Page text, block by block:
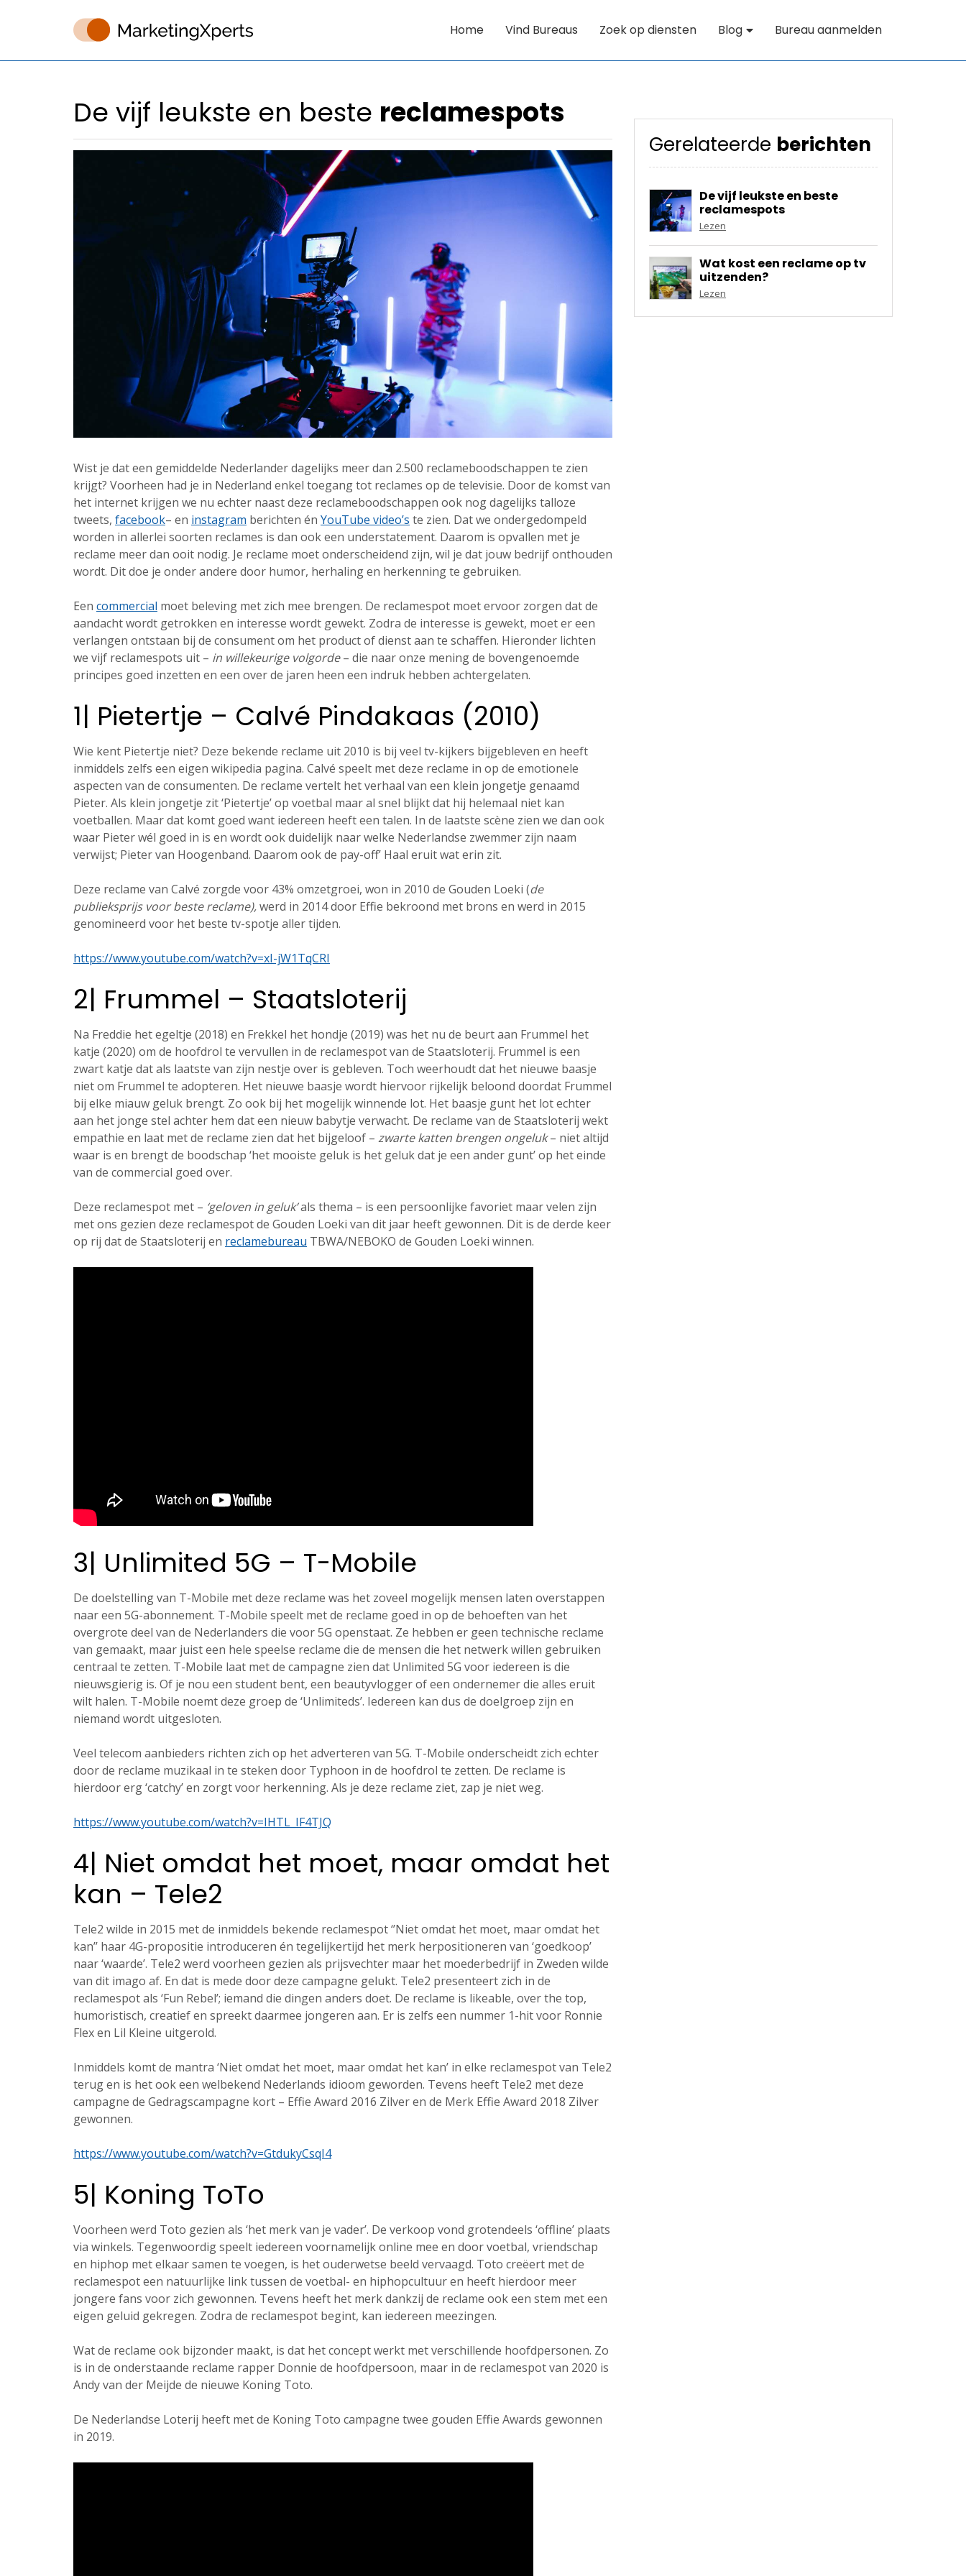
Home Vind Bureaus Zoek op diensten Blog Bureau aanmelden
De vijf leukste en beste reclamespots
Wist je dat een gemiddelde Nederlander dagelijks meer dan 2.500 reclameboodschappen te zien
krijgt? Voorheen had je in Nederland enkel toegang tot reclames op de televisie. Door de komst van
het internet krijgen we nu echter naast deze reclameboodschappen ook nog dagelijks talloze
tweets, facebook– en instagram berichten én YouTube video’s te zien. Dat we ondergedompeld
worden in allerlei soorten reclames is dan ook een understatement. Daarom is opvallen met je
reclame meer dan ooit nodig. Je reclame moet onderscheidend zijn, wil je dat jouw bedrijf onthouden
wordt. Dit doe je onder andere door humor, herhaling en herkenning te gebruiken.
Een commercial moet beleving met zich mee brengen. De reclamespot moet ervoor zorgen dat de
aandacht wordt getrokken en interesse wordt gewekt. Zodra de interesse is gewekt, moet er een
verlangen ontstaan bij de consument om het product of dienst aan te schaffen. Hieronder lichten
we vijf reclamespots uit – in willekeurige volgorde– die naar onze mening de bovengenoemde
principes goed inzetten en een over de jaren heen een indruk hebben achtergelaten.
1| Pietertje – Calvé Pindakaas (2010)
Wie kent Pietertje niet? Deze bekende reclame uit 2010 is bij veel tv-kijkers bijgebleven en heeft
inmiddels zelfs een eigen wikipedia pagina. Calvé speelt met deze reclame in op de emotionele
aspecten van de consumenten. De reclame vertelt het verhaal van een klein jongetje genaamd
Pieter. Als klein jongetje zit ‘Pietertje’ op voetbal maar al snel blijkt dat hij helemaal niet kan
voetballen. Maar dat komt goed want iedereen heeft een talen. In de laatste scène zien we dan ook
waar Pieter wél goed in is en wordt ook duidelijk naar welke Nederlandse zwemmer zijn naam
verwijst; Pieter van Hoogenband. Daarom ook de pay-off’ Haal eruit wat erin zit.
Deze reclame van Calvé zorgde voor 43% omzetgroei, won in 2010 de Gouden Loeki (de
publieksprijs voor beste reclame),werd in 2014 door Effie bekroond met brons en werd in 2015
genomineerd voor het beste tv-spotje aller tijden.
https://www.youtube.com/watch?v=xI-jW1TqCRI
2| Frummel – Staatsloterij
Na Freddie het egeltje (2018) en Frekkel het hondje (2019) was het nu de beurt aan Frummel het
katje (2020) om de hoofdrol te vervullen in de reclamespot van de Staatsloterij. Frummel is een
zwart katje dat als laatste van zijn nestje over is gebleven. Toch weerhoudt dat het nieuwe baasje
niet om Frummel te adopteren. Het nieuwe baasje wordt hiervoor rijkelijk beloond doordat Frummel
bij elke miauw geluk brengt. Zo ook bij het mogelijk winnende lot. Het baasje gunt het lot echter
aan het jonge stel achter hem dat een nieuw babytje verwacht. De reclame van de Staatsloterij wekt
empathie en laat met de reclame zien dat het bijgeloof – zwarte katten brengen ongeluk– niet altijd
waar is en brengt de boodschap ‘het mooiste geluk is het geluk dat je een ander gunt’ op het einde
van de commercial goed over.
Deze reclamespot met – ‘geloven in geluk’als thema – is een persoonlijke favoriet maar velen zijn
met ons gezien deze reclamespot de Gouden Loeki van dit jaar heeft gewonnen. Dit is de derde keer
op rij dat de Staatsloterij en reclamebureau TBWA/NEBOKO de Gouden Loeki winnen.
3| Unlimited 5G – T-Mobile
De doelstelling van T-Mobile met deze reclame was het zoveel mogelijk mensen laten overstappen
naar een 5G-abonnement. T-Mobile speelt met de reclame goed in op de behoeften van het
overgrote deel van de Nederlanders die voor 5G openstaat. Ze hebben er geen technische reclame
van gemaakt, maar juist een hele speelse reclame die de mensen die het netwerk willen gebruiken
centraal te zetten. T-Mobile laat met de campagne zien dat Unlimited 5G voor iedereen is die
nieuwsgierig is. Of je nou een student bent, een beautyvlogger of een ondernemer die alles eruit
wilt halen. T-Mobile noemt deze groep de ‘Unlimiteds’. Iedereen kan dus de doelgroep zijn en
niemand wordt uitgesloten.
Veel telecom aanbieders richten zich op het adverteren van 5G. T-Mobile onderscheidt zich echter
door de reclame muzikaal in te steken door Typhoon in de hoofdrol te zetten. De reclame is
hierdoor erg ‘catchy’ en zorgt voor herkenning. Als je deze reclame ziet, zap je niet weg.
https://www.youtube.com/watch?v=IHTL_IF4TJQ
4| Niet omdat het moet, maar omdat het
kan – Tele2
Tele2 wilde in 2015 met de inmiddels bekende reclamespot ‘’Niet omdat het moet, maar omdat het
kan’’ haar 4G-propositie introduceren én tegelijkertijd het merk herpositioneren van ‘goedkoop’
naar ‘waarde’. Tele2 werd voorheen gezien als prijsvechter maar het moederbedrijf in Zweden wilde
van dit imago af. En dat is mede door deze campagne gelukt. Tele2 presenteert zich in de
reclamespot als ‘Fun Rebel’; iemand die dingen anders doet. De reclame is likeable, over the top,
humoristisch, creatief en spreekt daarmee jongeren aan. Er is zelfs een nummer 1-hit voor Ronnie
Flex en Lil Kleine uitgerold.
Inmiddels komt de mantra ‘Niet omdat het moet, maar omdat het kan’ in elke reclamespot van Tele2
terug en is het ook een welbekend Nederlands idioom geworden. Tevens heeft Tele2 met deze
campagne de Gedragscampagne kort – Effie Award 2016 Zilver en de Merk Effie Award 2018 Zilver
gewonnen.
https://www.youtube.com/watch?v=GtdukyCsqI4
5| Koning ToTo
Voorheen werd Toto gezien als ‘het merk van je vader’. De verkoop vond grotendeels ‘offline’ plaats
via winkels. Tegenwoordig speelt iedereen voornamelijk online mee en door voetbal, vriendschap
en hiphop met elkaar samen te voegen, is het ouderwetse beeld vervaagd. Toto creëert met de
reclamespot een natuurlijke link tussen de voetbal- en hiphopcultuur en heeft hierdoor meer
jongere fans voor zich gewonnen. Tevens heeft het merk dankzij de reclame ook een stem met een
eigen geluid gekregen. Zodra de reclamespot begint, kan iedereen meezingen.
Wat de reclame ook bijzonder maakt, is dat het concept werkt met verschillende hoofdpersonen. Zo
is in de onderstaande reclame rapper Donnie de hoofdpersoon, maar in de reclamespot van 2020 is
Andy van der Meijde de nieuwe Koning Toto.
De Nederlandse Loterij heeft met de Koning Toto campagne twee gouden Effie Awards gewonnen
in 2019.
Gerelateerde berichten
De vijf leukste en beste
reclamespots
Lezen
Wat kost een reclame op tv
uitzenden?
Lezen